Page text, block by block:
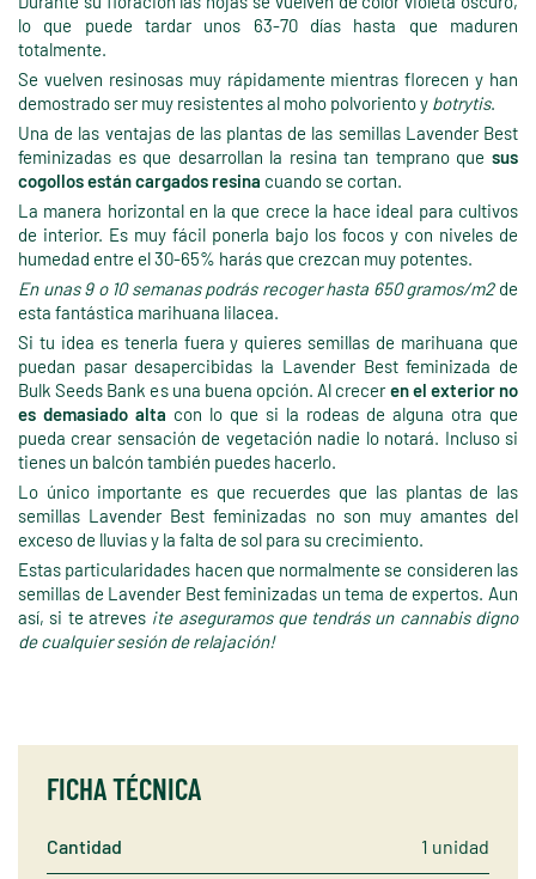
lo que puede tardar unos 63-70 días hasta que maduren
totalmente.
Se vuelven resinosas muy rápidamente mientras florecen y han
demostrado ser muy resistentes al moho polvoriento y botrytis.
Una de las ventajas de las plantas de las semillas Lavender Best
feminizadas es que desarrollan la resina tan temprano que sus
cogollos están cargados resina cuando se cortan.
La manera horizontal en la que crece la hace ideal para cultivos
de interior. Es muy fácil ponerla bajo los focos y con niveles de
humedad entre el 30-65% harás que crezcan muy potentes.
En unas 9 o 10 semanas podrás recoger hasta 650 gramos/m2de
esta fantástica marihuana lilacea.
Si tu idea es tenerla fuera y quieres semillas de marihuana que
puedan pasar desapercibidas la Lavender Best feminizada de
Bulk Seeds Bank es una buena opción. Al creceren el exterior no
es demasiado alta con lo que si la rodeas de alguna otra que
pueda crear sensación de vegetación nadie lo notará. Incluso si
tienes un balcón también puedes hacerlo.
Lo único importante es que recuerdes que las plantas de las
semillas Lavender Best feminizadas no son muy amantes del
exceso de lluvias y la falta de sol para su crecimiento.
Estas particularidades hacen que normalmente se consideren las
semillas de Lavender Best feminizadas un tema de expertos. Aun
así, si te atreves ¡te aseguramos que tendrás un cannabis digno
de cualquier sesión de relajación!
FICHA TÉCNICA
Cantidad 1 unidad